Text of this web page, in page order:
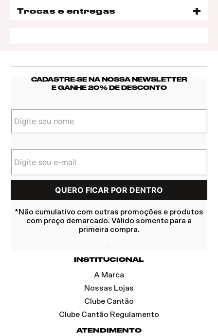
Trocas e entregas
CADASTRE-SE NA NOSSA NEWSLETTER
E GANHE 20% DE DESCONTO
*Não cumulativo com outras promoções e produtos
com preço demarcado. Válido somente para a
primeira compra.
INSTITUCIONAL
A Marca
Nossas Lojas
Clube Cantão
Clube Cantão Regulamento
ATENDIMENTO